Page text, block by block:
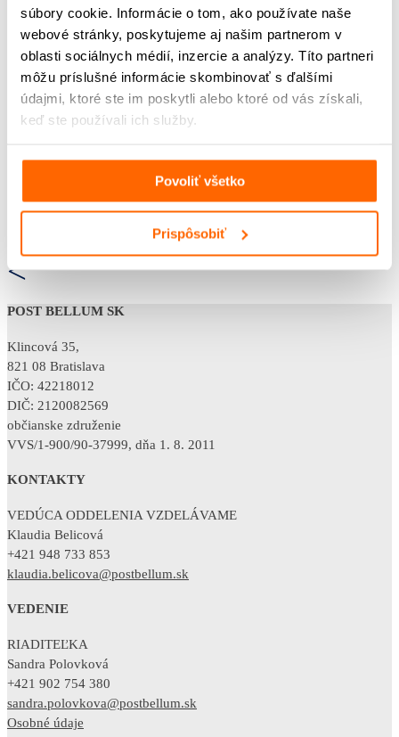
súbory cookie. Informácie o tom, ako používate naše
webové stránky, poskytujeme aj našim partnerom v
oblasti sociálnych médií, inzercie a analýzy. Títo partneri
môžu príslušné informácie skombinovať s ďalšími
údajmi, ktoré ste im poskytli alebo ktoré od vás získali,
keď ste používali ich služby.
Povoliť všetko
Prispôsobiť
Pracovný list pre ZŠ
<
POST BELLUM SK
Klincová 35,
821 08 Bratislava
IČO: 42218012
DIČ: 2120082569
občianske združenie
VVS/1-900/90-37999, dňa 1. 8. 2011
KONTAKTY
VEDÚCA ODDELENIA VZDELÁVAME
Klaudia Belicová
+421 948 733 853
klaudia.belicova@postbellum.sk
VEDENIE
RIADITEĽKA
Sandra Polovková
+421 902 754 380
sandra.polovkova@postbellum.sk
Osobné údaje